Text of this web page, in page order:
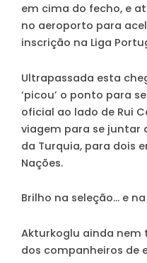
em cima do fecho, e
no aeroporto para
inscrição na Liga
Ultrapassada esta
‘picou’ o ponto para
oficial ao lado de Rui
viagem para se juntar
da Turquia, para dois
Nações.
Brilho na seleção… e
Akturkoglu ainda
dos companheiros de